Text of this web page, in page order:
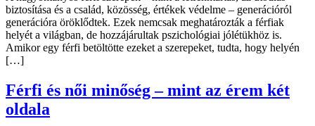
biztosítása és a család, közösség, értékek védelme – generációról
generációra öröklődtek. Ezek nemcsak meghatározták a férfiak
helyét a világban, de hozzájárultak pszichológiai jólétükhöz is.
Amikor egy férfi betöltötte ezeket a szerepeket, tudta, hogy helyén
[…]
Férfi és női minőség – mint az érem két
oldala